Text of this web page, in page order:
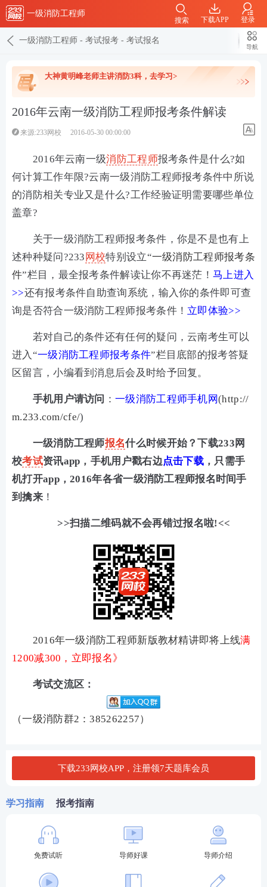
一级消防工程师
下载APP 登录
搜索
一级消防工程师 - 考试报考 - 考试报名
导航
大神黄明峰老师主讲消防3科，去学习>
2016年云南一级消防工程师报考条件解读
来源:233网校 2016-05-30 00:00:00
2016年云南一级消防工程师报考条件是什么?如
何计算工作年限?云南一级消防工程师报考条件中所说
的消防相关专业又是什么?工作经验证明需要哪些单位
盖章?
关于一级消防工程师报考条件，你是不是也有上
述种种疑问?233 网校特别设立“一级消防工程师报考条
件”栏目，最全报考条件解读让你不再迷茫！马上进入
>>还有报考条件自助查询系统，输入你的条件即可查
询是否符合一级消防工程师报考条件！ 立即体验>>
若对自己的条件还有任何的疑问，云南考生可以
进入“一级消防工程师报考条件”栏目底部的报考答疑
区留言，小编看到消息后会及时给予回复。
手机用户请访问 ：一级消防工程师手机网(http://
m.233.com/cfe/)
一级消防工程师报名什么时候开始？下载233网
校考试资讯app，手机用户戳右边 点击下载 ，只需手
机打开app，2016年各省一级消防工程师报名时间手
到擒来！
>>扫描二维码就不会再错过报名啦!<<
2016年一级消防工程师新版教材精讲即将上线满
1200减300，立即报名》
考试交流区：
（一级消防群2：385262257）
下载233网校APP，注册领7天题库会员
学习指南 报考指南
免费试听 导师好课 导师介绍